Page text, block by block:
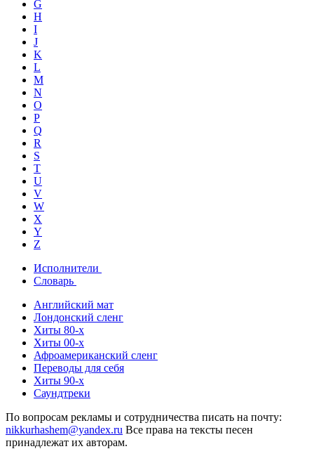
G
H
I
J
K
L
M
N
O
P
Q
R
S
T
U
V
W
X
Y
Z
Исполнители
Словарь
Английский мат
Лондонский сленг
Хиты 80-х
Хиты 00-х
Афроамериканский сленг
Переводы для себя
Хиты 90-х
Саундтреки
По вопросам рекламы и сотрудничества писать на почту:
nikkurhashem@yandex.ru Все права на тексты песен
принадлежат их авторам.